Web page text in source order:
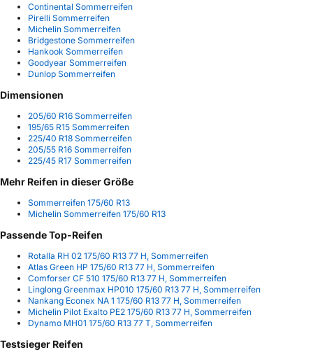
Continental Sommerreifen
Pirelli Sommerreifen
Michelin Sommerreifen
Bridgestone Sommerreifen
Hankook Sommerreifen
Goodyear Sommerreifen
Dunlop Sommerreifen
Dimensionen
205/60 R16 Sommerreifen
195/65 R15 Sommerreifen
225/40 R18 Sommerreifen
205/55 R16 Sommerreifen
225/45 R17 Sommerreifen
Mehr Reifen in dieser Größe
Sommerreifen 175/60 R13
Michelin Sommerreifen 175/60 R13
Passende Top-Reifen
Rotalla RH 02 175/60 R13 77 H, Sommerreifen
Atlas Green HP 175/60 R13 77 H, Sommerreifen
Comforser CF 510 175/60 R13 77 H, Sommerreifen
Linglong Greenmax HP010 175/60 R13 77 H, Sommerreifen
Nankang Econex NA 1 175/60 R13 77 H, Sommerreifen
Michelin Pilot Exalto PE2 175/60 R13 77 H, Sommerreifen
Dynamo MH01 175/60 R13 77 T, Sommerreifen
Testsieger Reifen